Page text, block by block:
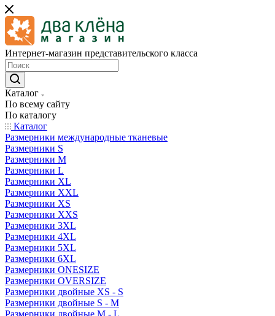
Интернет-магазин представительского класса
Каталог
По всему сайту
По каталогу
Каталог
Размерники международные тканевые
Размерники S
Размерники M
Размерники L
Размерники XL
Размерники XXL
Размерники XS
Размерники XXS
Размерники 3XL
Размерники 4XL
Размерники 5XL
Размерники 6XL
Размерники ONESIZE
Размерники OVERSIZE
Размерники двойные XS - S
Размерники двойные S - M
Размерники двойные M - L